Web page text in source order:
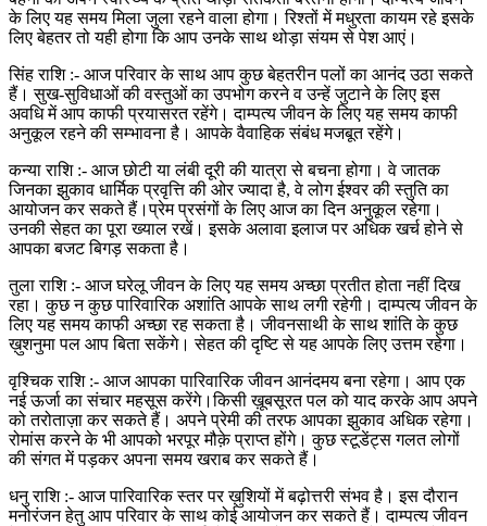
के लिए यह समय मिला जुला रहने वाला होगा। रिश्तों में मधुरता कायम रहे इसके
लिए बेहतर तो यही होगा कि आप उनके साथ थोड़ा संयम से पेश आएं।
सिंह राशि :- आज परिवार के साथ आप कुछ बेहतरीन पलों का आनंद उठा सकते
हैं। सुख-सुविधाओं की वस्तुओं का उपभोग करने व उन्हें जुटाने के लिए इस
अवधि में आप काफी प्रयासरत रहेंगे। दाम्पत्य जीवन के लिए यह समय काफी
अनुकूल रहने की सम्भावना है। आपके वैवाहिक संबंध मजबूत रहेंगे।
कन्या राशि :- आज छोटी या लंबी दूरी की यात्रा से बचना होगा। वे जातक
जिनका झुकाव धार्मिक प्रवृत्ति की ओर ज्यादा है, वे लोग ईश्वर की स्तुति का
आयोजन कर सकते हैं।प्रेम प्रसंगों के लिए आज का दिन अनुकूल रहेगा।
उनकी सेहत का पूरा ख्याल रखें। इसके अलावा इलाज पर अधिक खर्च होने से
आपका बजट बिगड़ सकता है।
तुला राशि :- आज घरेलू जीवन के लिए यह समय अच्छा प्रतीत होता नहीं दिख
रहा। कुछ न कुछ पारिवारिक अशांति आपके साथ लगी रहेगी। दाम्पत्य जीवन के
लिए यह समय काफी अच्छा रह सकता है। जीवनसाथी के साथ शांति के कुछ
ख़ुशनुमा पल आप बिता सकेंगे। सेहत की दृष्टि से यह आपके लिए उत्तम रहेगा।
वृश्चिक राशि :- आज आपका पारिवारिक जीवन आनंदमय बना रहेगा। आप एक
नई ऊर्जा का संचार महसूस करेंगे।किसी ख़ूबसूरत पल को याद करके आप अपने
को तरोताज़ा कर सकते हैं। अपने प्रेमी की तरफ आपका झुकाव अधिक रहेगा।
रोमांस करने के भी आपको भरपूर मौक़े प्राप्त होंगे। कुछ स्टूडेंट्स गलत लोगों
की संगत में पड़कर अपना समय खराब कर सकते हैं।
धनु राशि :- आज पारिवारिक स्तर पर ख़ुशियों में बढ़ोत्तरी संभव है। इस दौरान
मनोरंजन हेतु आप परिवार के साथ कोई आयोजन कर सकते हैं। दाम्पत्य जीवन